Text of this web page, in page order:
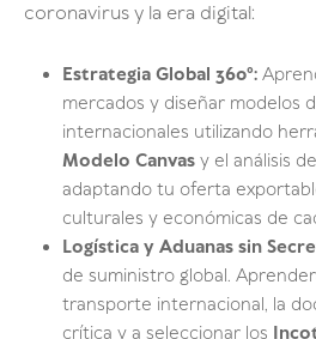
coronavirus y la era digital:
Estrategia Global 360°:
mercados y diseñar modelos
internacionales utilizando
Modelo Canvas y el análisis
adaptando tu oferta
culturales y económicas de
Logística y Aduanas sin
de suministro global.
transporte internacional, la
crítica y a seleccionar los